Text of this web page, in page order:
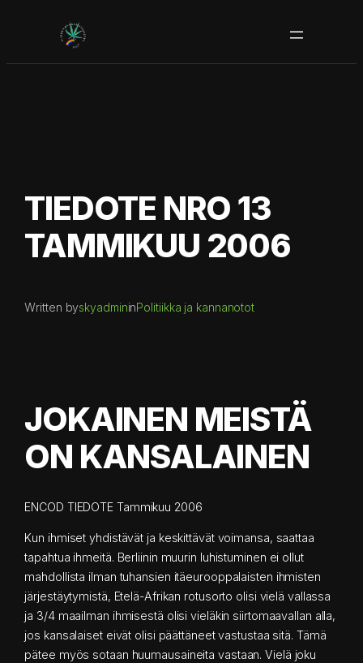
TIEDOTE NRO 13
TAMMIKUU 2006
Written byskyadmininPolitiikka ja kannanotot
JOKAINEN MEISTÄ
ON KANSALAINEN
ENCOD TIEDOTE Tammikuu 2006
Kun ihmiset yhdistävät ja keskittävät voimansa, saattaa
tapahtua ihmeitä. Berliinin muurin luhistuminen ei ollut
mahdollista ilman tuhansien itäeurooppalaisten ihmisten
järjestäytymistä, Etelä-Afrikan rotusorto olisi vielä vallassa
ja 3/4 maailman ihmisestä olisi vieläkin siirtomaavallan alla,
jos kansalaiset eivät olisi päättäneet vastustaa sitä. Tämä
pätee myös sotaan huumausaineita vastaan. Vielä joku